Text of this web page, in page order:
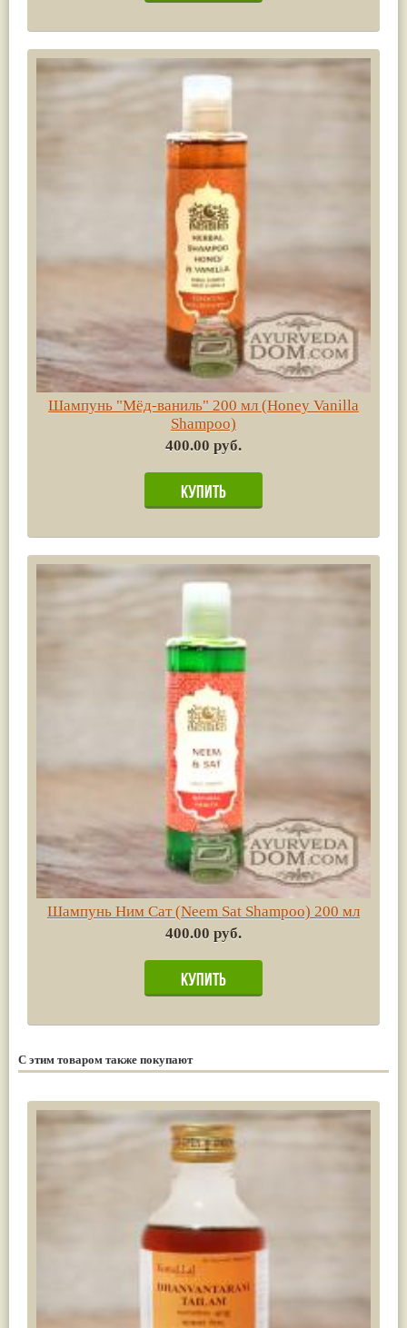
Шампунь "Мёд-ваниль" 200 мл (Honey Vanilla
Shampoo)
400.00 руб.
Шампунь Ним Сат (Neem Sat Shampoo) 200 мл
400.00 руб.
С этим товаром также покупают